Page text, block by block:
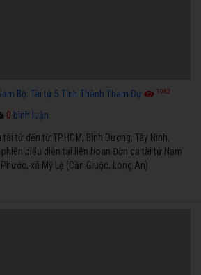
Bộ: Tài tử 5 Tỉnh Thành Tham Dự 1982
0 bình luận
tử đến từ TP.HCM, Bình Dương, Tây Ninh,
biểu diễn tại liên hoan Đờn ca tài tử Nam
xã Mỹ Lệ (Cần Giuộc, Long An).